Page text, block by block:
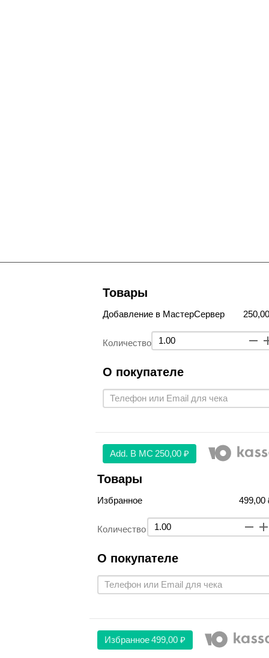
Товары
Добавление в МастерСервер
Количество
О покупателе
Аdd. В МС 250,00 ₽
Товары
Избранное 499,00
Количество
О покупателе
Избранное 499,00 ₽